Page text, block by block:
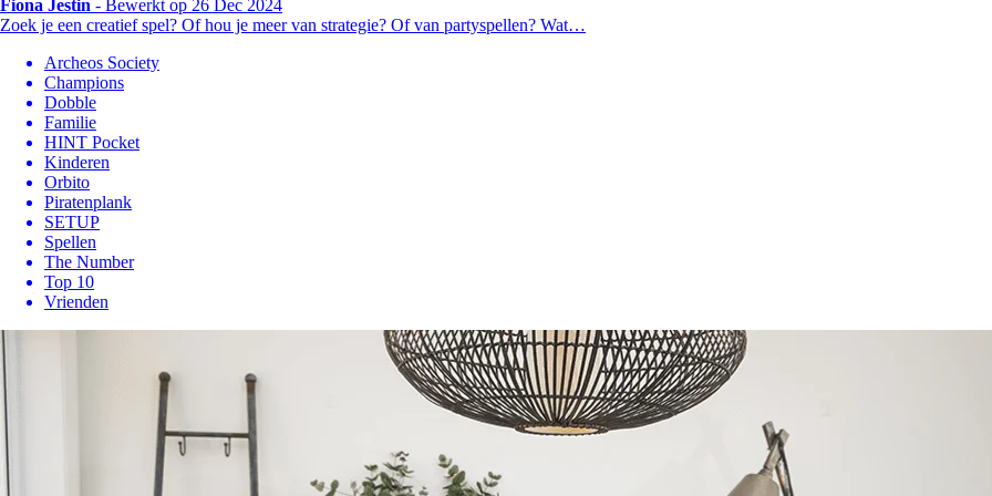
Fiona Jestin - Bewerkt op 26 Dec 2024
Zoek je een creatief spel? Of hou je meer van strategie? Of van partyspellen? Wat…
Archeos Society
Champions
Dobble
Familie
HINT Pocket
Kinderen
Orbito
Piratenplank
SETUP
Spellen
The Number
Top 10
Vrienden